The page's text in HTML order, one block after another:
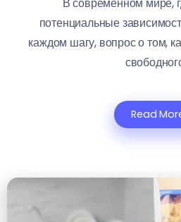
потенциальные
каждом шагу, вопрос о том,
Read